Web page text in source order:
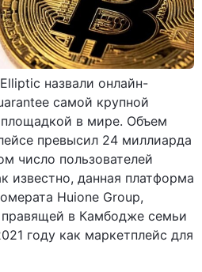
назвали онлайн-
самой крупной
площадкой в мире. Объем
превысил 24 миллиарда
число пользователей
известно, данная платформа
Huione Group,
в Камбодже семьи
году как маркетплейс для